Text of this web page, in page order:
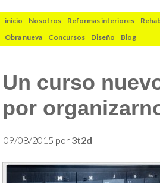
inicio Nosotros Reformas interiores
Obra nueva
Concursos Diseño Blog
Un curso
por
09/08/2015 por 3t2d